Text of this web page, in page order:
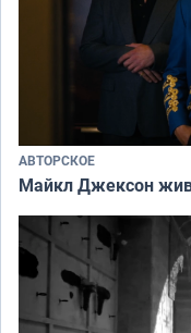
АВТОРСКОЕ
Майкл Джексон